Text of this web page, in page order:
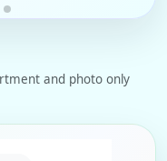
and photo only